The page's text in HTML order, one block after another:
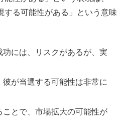
する可能性がある」という意味
功には、リスクがあるが、実
が当選する可能性は非常に
ことで、市場拡大の可能性が